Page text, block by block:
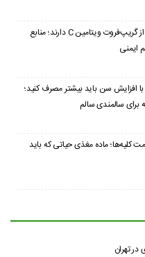
۷ ماده غذایی که بیشتر از گریپ‌فروت ویتامین C دارند؛ منابع
ایمنی
با افزایش سن باید بیشتر مصرف کنید؛
سالمندی سالم
کلیه‌ها؛ ماده مغذی حیاتی که باید
تهران